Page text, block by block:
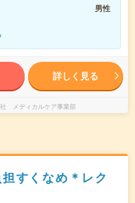
男性
詳しく見る
メディカルケア事業部
すくなめ＊レク